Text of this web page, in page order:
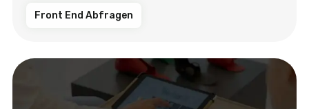
Front End Abfragen